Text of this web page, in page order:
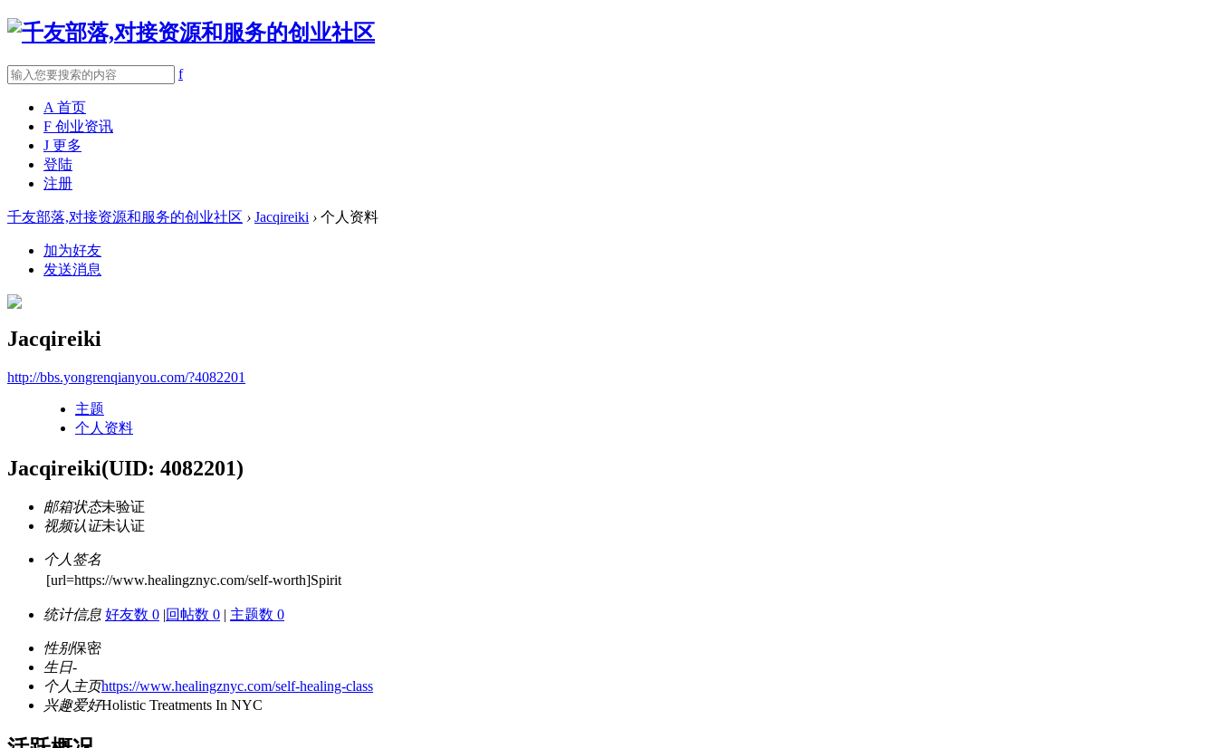
f
A 首页
F 创业资讯
J 更多
登陆
注册
千友部落,对接资源和服务的创业社区 › Jacqireiki › 个人资料
加为好友
发送消息
Jacqireiki
http://bbs.yongrenqianyou.com/?4082201
主题
个人资料
Jacqireiki(UID: 4082201)
邮箱状态未验证
视频认证未认证
个人签名
[url=https://www.healingznyc.com/self-worth]Spirit
统计信息 好友数 0 |回帖数 0 | 主题数 0
性别保密
生日-
个人主页https://www.healingznyc.com/self-healing-class
兴趣爱好Holistic Treatments In NYC